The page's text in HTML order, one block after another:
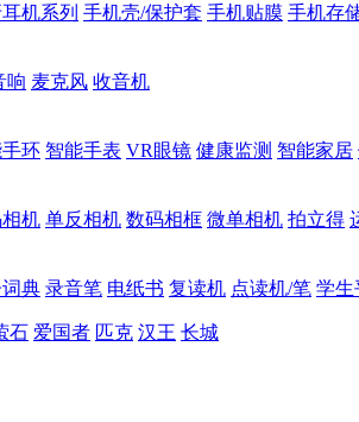
机系列 手机壳/保护套 手机贴膜 手机存
响 麦克风 收音机
环 智能手表 VR眼镜 健康监测 智能家居
机 单反相机 数码相框 微单相机 拍立得
典 录音笔 电纸书 复读机 点读机/笔 学生
石 爱国者 匹克 汉王 长城